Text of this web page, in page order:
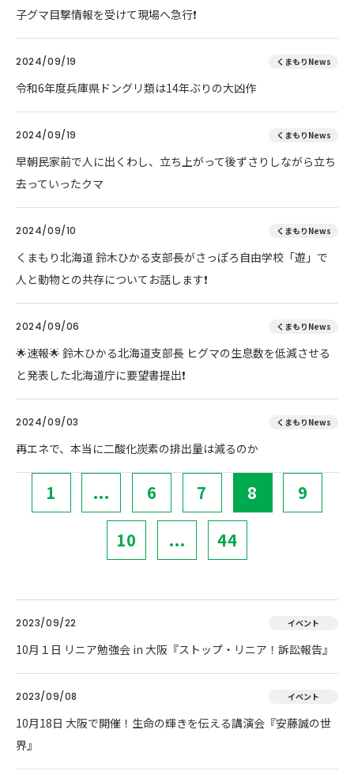
子グマ目撃情報を受けて現場へ急行❗
2024/09/19 くまもりNews
令和6年度兵庫県ドングリ類は14年ぶりの大凶作
2024/09/19 くまもりNews
早朝民家前で人に出くわし、立ち上がって後ずさりしながら立ち
去っていったクマ
2024/09/10 くまもりNews
くまもり北海道 鈴木ひかる支部長がさっぽろ自由学校「遊」で
人と動物との共存についてお話します❗
2024/09/06 くまもりNews
🌟速報🌟 鈴木ひかる北海道支部長 ヒグマの生息数を低減させる
と発表した北海道庁に要望書提出❗
2024/09/03 くまもりNews
再エネで、本当に二酸化炭素の排出量は減るのか
1 ... 6 7 8 9
10 ... 44
2023/09/22 イベント
10月１日 リニア勉強会 in 大阪『ストップ・リニア！訴訟報告』
2023/09/08 イベント
10月18日 大阪で開催！生命の輝きを伝える講演会『安藤誠の世
界』